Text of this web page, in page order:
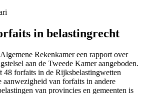
in belastingrecht
Rekenkamer een rapport over
aan de Tweede Kamer aangeboden.
48 forfaits in de Rijksbelastingwetten
aanwezigheid van forfaits in andere
van provincies en gemeenten is